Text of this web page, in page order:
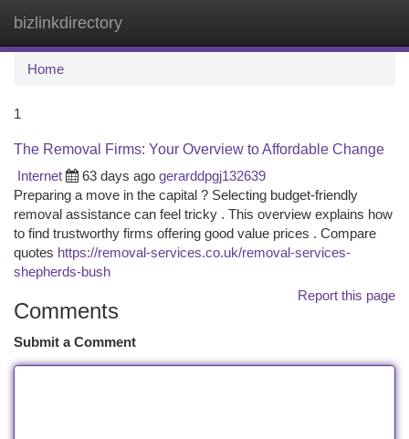
bizlinkdirectory
Home
1
The Removal Firms: Your Overview to Affordable Change
Internet
63 days ago gerarddpgj132639
Preparing a move in the capital ? Selecting budget-friendly
removal assistance can feel tricky . This overview explains how
to find trustworthy firms offering good value prices . Compare
quotes https://removal-services.co.uk/removal-services-
shepherds-bush
Report this page
Comments
Submit a Comment